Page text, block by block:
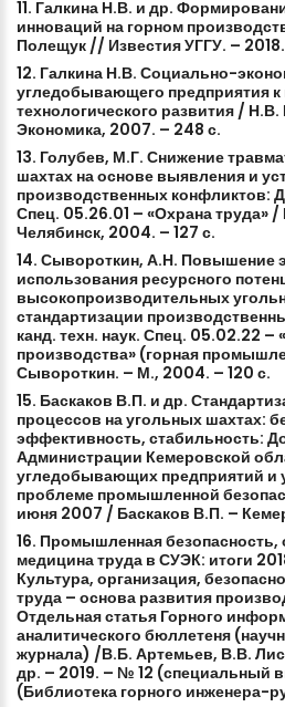
11. Галкина Н.В. и др.
инноваций на горном
Полещук // ИзвестияУГГУ. – 2018.
12. Галкина Н.В. Социально-
угледобывающего предприятия к
технологического развития / Н.В.
Экономика, 2007. – 248 с.
13. Голубев, М.Г. Снижение
шахтах наоснове выявления и
производственных конфликтов:
Спец. 05.26.01 – «Охранатруда» /
Челябинск, 2004. – 127 с.
14. Сывороткин, А.Н. Повышение
использования ресурсного
высокопроизводительных
стандартизации
канд. техн. наук. Спец. 05.02.22 –
производства» (горная
Сывороткин. – М., 2004. – 120 с.
15. Баскаков В.П. и др.
процессов наугольных шахтах:
эффективность, стабильность:
Администрации Кемеровской
угледобывающих предприятий и
проблеме промышленной
июня 2007 / Баскаков В.П. –
16. Промышленнаябезопасность,
медицинатруда в СУЭК: итоги
Культура, организация,
труда – основа развития
Отдельнаястатья Горного
аналитического бюллетеня
журнала) /В.Б. Артемьев, В.В.
др. – 2019. – № 12 (специальный
(Библиотека горного инженера-